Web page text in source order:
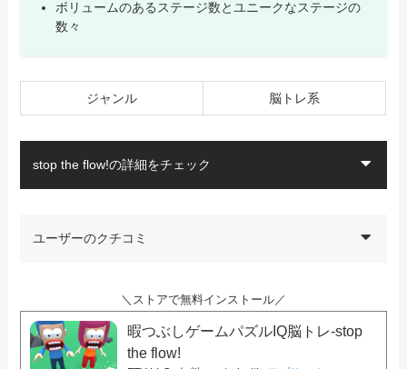
ボリュームのあるステージ数とユニークなステージの
数々
ジャンル 脳トレ系
stop the flow!の詳細をチェック
ユーザーのクチコミ
＼ストアで無料インストール／
暇つぶしゲームパズルIQ脳トレ-stop
the flow!